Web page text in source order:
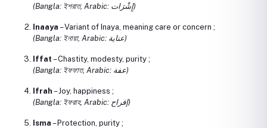
(Bangla: ইশরাত, Arabic: إِشْرَات)
Inaaya – Variant of Inaya, meaning care or concern ;
(Bangla: ইনায়া, Arabic: عناية)
Iffat – Chastity, modesty, purity ;
(Bangla: ইফফাত, Arabic: عفة)
Ifrah – Joy, happiness ;
(Bangla: ইফরাহ, Arabic: إفراح)
Isma – Protection, purity ;